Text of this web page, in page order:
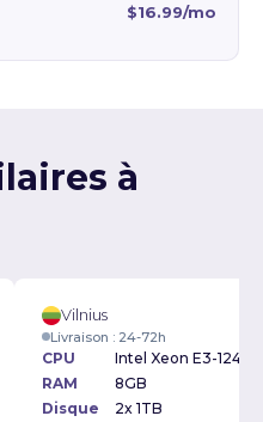
$16.99/mo
à
Vilnius
Livraison : 24-72h
CPU
RAM
8GB
Disque
2x 1TB